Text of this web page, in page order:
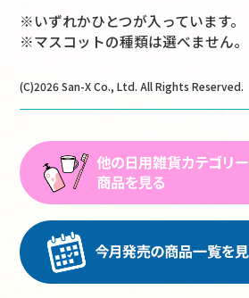
※いずれかひとつが入っています。
※マスコットの種類は選べません。
(C)2026 San-X Co., Ltd. All Rights Reserved.